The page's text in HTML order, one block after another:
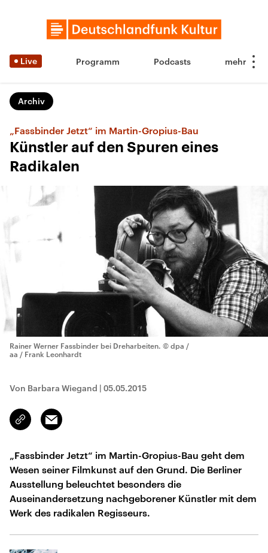
Live Programm Podcasts
Archiv
„Fassbinder Jetzt“ im Martin-Gropius-Bau
Künstler auf den Spuren eines
Radikalen
Rainer Werner Fassbinder bei Dreharbeiten. © dpa /
aa / Frank Leonhardt
Von Barbara Wiegand | 05.05.2015
Link
kopieren/teilen
Email
„Fassbinder Jetzt“ im Martin-Gropius-Bau geht dem
Wesen seiner Filmkunst auf den Grund. Die Berliner
Ausstellung beleuchtet besonders die
Auseinandersetzung nachgeborener Künstler mit dem
Werk des radikalen Regisseurs.